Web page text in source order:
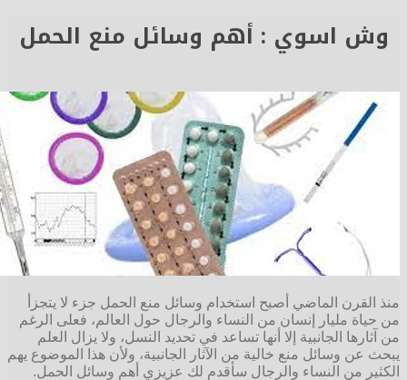
اسوي : أهم وسائل منع الحمل
الماضي أصبح استخدام وسائل منع الحمل جزء لا يتجزأ
مليار إنسان من النساء والرجال حول العالم، فعلى الرغم
الجانبية إلا أنها تساعد في تحديد النسل، ولا يزال العلم
وسائل منع خالية من الآثار الجانبية، ولأن هذا الموضوع يهم
من النساء والرجال سأقدم لك عزيزي أهم وسائل الحمل.